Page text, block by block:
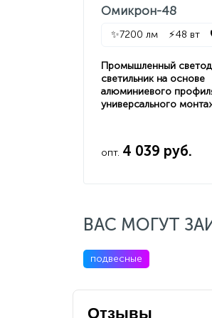
Омикрон-48
✨7200 лм ⚡48 вт
Промышленный
светильник на основе
алюминиевого
универсального
опт. 4 039 руб.
ВАС МОГУТ
подвесные
Отзывы